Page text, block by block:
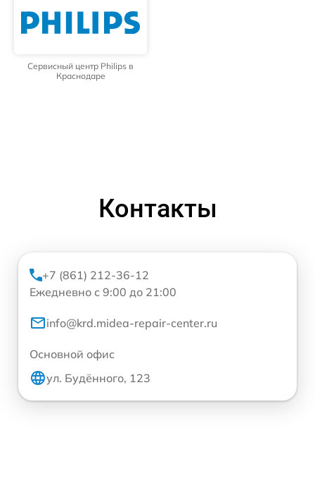
Сервисный центр Philips в
Краснодаре
Контакты
+7 (861) 212-36-12
Ежедневно с 9:00 до 21:00
info@krd.midea-repair-center.ru
Основной офис
ул. Будённого, 123